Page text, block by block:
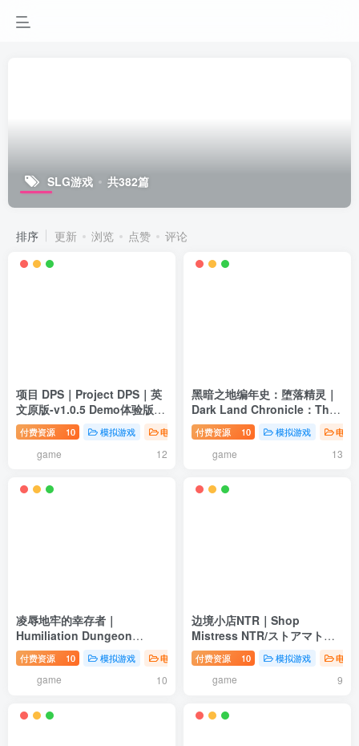
SLG游戏 共382篇
排序 更新 浏览 点赞 评论
项目 DPS｜Project DPS｜英
文原版-v1.0.5 Demo体验版｜
5.37G｜免安装
付费资源 10 模拟游戏 电脑游戏
game 12
黑暗之地编年史：堕落精灵｜
Dark Land Chronicle：The
Fallen Elf｜官方中文-v0.328
｜1.82G｜免安装
付费资源 10 模拟游戏 电脑
game 13
凌辱地牢的幸存者｜
Humiliation Dungeon
Survivors｜官方中文-v1.01
｜798M｜免安装
付费资源 10 模拟游戏 电脑游戏
game 10
边境小店NTR｜Shop
Mistress NTR/ストアマトロ
ンNTR｜官方中文｜1.48G｜
免安装
付费资源 10 模拟游戏 电脑
game 9